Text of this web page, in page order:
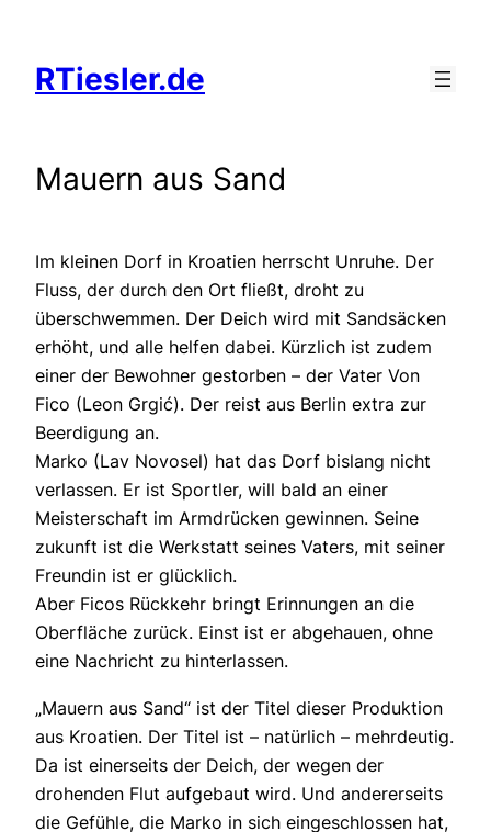
springen
RTiesler.de
Mauern aus Sand
Im kleinen Dorf in Kroatien herrscht Unruhe. Der
Fluss, der durch den Ort fließt, droht zu
überschwemmen. Der Deich wird mit Sandsäcken
erhöht, und alle helfen dabei. Kürzlich ist zudem
einer der Bewohner gestorben – der Vater Von
Fico (Leon Grgić). Der reist aus Berlin extra zur
Beerdigung an.
Marko (Lav Novosel) hat das Dorf bislang nicht
verlassen. Er ist Sportler, will bald an einer
Meisterschaft im Armdrücken gewinnen. Seine
zukunft ist die Werkstatt seines Vaters, mit seiner
Freundin ist er glücklich.
Aber Ficos Rückkehr bringt Erinnungen an die
Oberfläche zurück. Einst ist er abgehauen, ohne
eine Nachricht zu hinterlassen.
„Mauern aus Sand“ ist der Titel dieser Produktion
aus Kroatien. Der Titel ist – natürlich – mehrdeutig.
Da ist einerseits der Deich, der wegen der
drohenden Flut aufgebaut wird. Und andererseits
die Gefühle, die Marko in sich eingeschlossen hat,